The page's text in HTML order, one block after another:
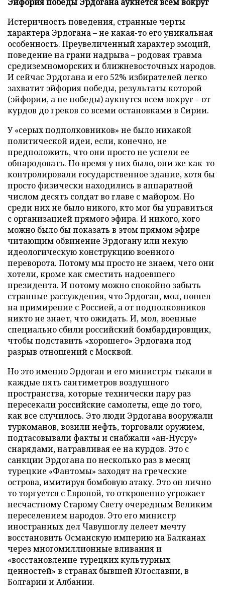
Истеричность поведения, странные черты
характера Эрдогана – не какая-то его уникальная
особенность. Преувеличенный характер эмоций,
поведение на грани надрыва – родовая травма
средиземноморских и ближневосточных народов.
И сейчас Эрдогана и его 52% избирателей легко
захватит эйфория победы, результаты которой
(эйфории, а не победы) аукнутся всем вокруг – от
курдов до греков со всеми остановками в Сирии.
У «серых подполковников» не было никакой
политической идеи, если, конечно, не
предположить, что они просто не успели ее
обнародовать. Но время у них было, они же как-то
контролировали государственное здание, хотя бы
просто физически находились в аппаратной
числом десять солдат во главе с майором. Но
среди них не было никого, кто мог бы управиться
с организацией прямого эфира. И никого, кого
можно было бы показать в этом прямом эфире
читающим обвинение Эрдогану или некую
идеологическую конструкцию военного
переворота. Потому мы просто не знаем, чего они
хотели, кроме как сместить надоевшего
президента. И потому можно спокойно забыть
странные рассуждения, что Эрдоган, мол, пошел
на примирение с Россией, а от подполковников
никто не знает, что ожидать. И, мол, военные
специально сбили российский бомбардировщик,
чтобы подставить «хорошего» Эрдогана под
разрыв отношений с Москвой.
Но это именно Эрдоган и его министры тыкали в
каждые пять сантиметров воздушного
пространства, которые технически пару раз
пересекали российские самолеты, еще до того,
как все случилось. Это люди Эрдогана вооружали
туркоманов, возили нефть, торговали оружием,
подтасовывали факты и снабжали «ан-Нусру»
снарядами, натравливая ее на курдов. Это с
санкции Эрдогана по несколько раз в месяц
турецкие «Фантомы» заходят на греческие
острова, имитируя бомбовую атаку. Это он лично
то торгуется с Европой, то откровенно угрожает
несчастному Старому Свету очередным Великим
переселением народов. Это его министр
иностранных дел Чавушоглу лелеет мечту
восстановить Османскую империю на Балканах
через многомиллионные вливания и
«восстановление турецких культурных
ценностей» в странах бывшей Югославии, в
Болгарии и Албании.